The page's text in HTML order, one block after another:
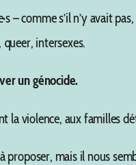
– comme s’il n’y avait
intersexes.
un génocide.
la violence, aux familles
mais il nous